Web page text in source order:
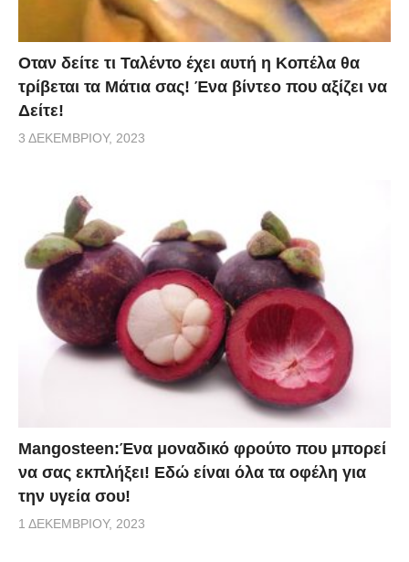
Οταν δείτε τι Ταλέντο έχει αυτή η Κοπέλα θα
τρίβεται τα Μάτια σας! Ένα βίντεο που αξίζει να
Δείτε!
3 ΔΕΚΕΜΒΡΊΟΥ, 2023
Mangosteen:Ένα μοναδικό φρούτο που μπορεί
να σας εκπλήξει! Εδώ είναι όλα τα οφέλη για
την υγεία σου!
1 ΔΕΚΕΜΒΡΊΟΥ, 2023